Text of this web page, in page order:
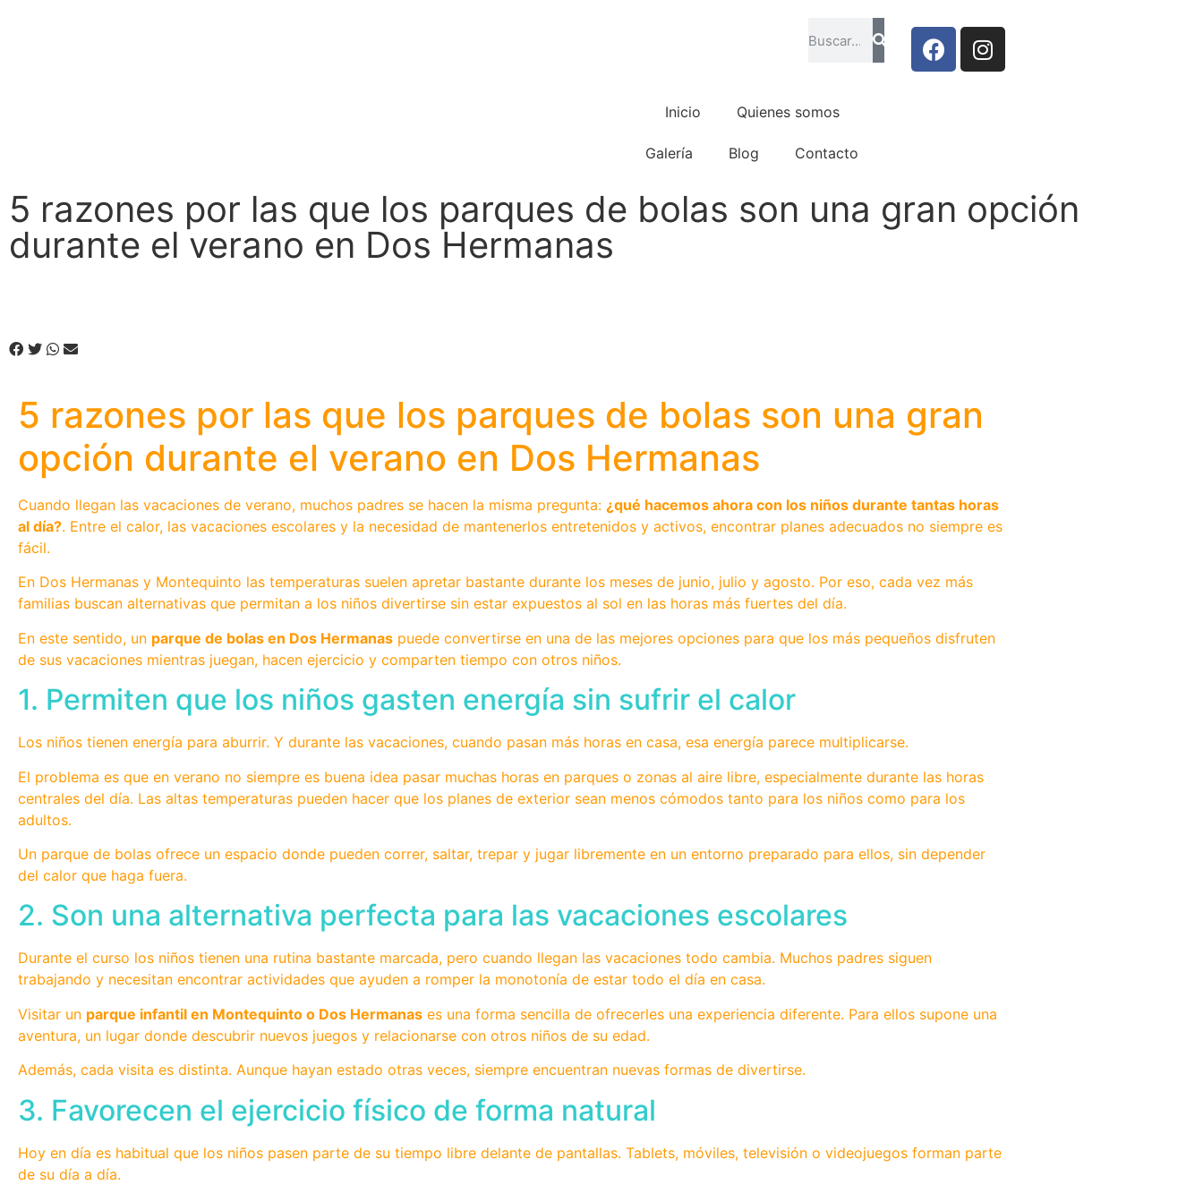
info@mundomagicomontequinto.com
Inicio Quienes somos
Galería Blog Contacto
5 razones por las que los parques de bolas son una gran opción
durante el verano en Dos Hermanas
5 razones por las que los parques de bolas son una gran
opción durante el verano en Dos Hermanas
Cuando llegan las vacaciones de verano, muchos padres se hacen la misma pregunta: ¿qué hacemos ahora con los niños durante tantas horas
al día?. Entre el calor, las vacaciones escolares y la necesidad de mantenerlos entretenidos y activos, encontrar planes adecuados no siempre es
fácil.
En Dos Hermanas y Montequinto las temperaturas suelen apretar bastante durante los meses de junio, julio y agosto. Por eso, cada vez más
familias buscan alternativas que permitan a los niños divertirse sin estar expuestos al sol en las horas más fuertes del día.
En este sentido, un parque de bolas en Dos Hermanas puede convertirse en una de las mejores opciones para que los más pequeños disfruten
de sus vacaciones mientras juegan, hacen ejercicio y comparten tiempo con otros niños.
1. Permiten que los niños gasten energía sin sufrir el calor
Los niños tienen energía para aburrir. Y durante las vacaciones, cuando pasan más horas en casa, esa energía parece multiplicarse.
El problema es que en verano no siempre es buena idea pasar muchas horas en parques o zonas al aire libre, especialmente durante las horas
centrales del día. Las altas temperaturas pueden hacer que los planes de exterior sean menos cómodos tanto para los niños como para los
adultos.
Un parque de bolas ofrece un espacio donde pueden correr, saltar, trepar y jugar libremente en un entorno preparado para ellos, sin depender
del calor que haga fuera.
2. Son una alternativa perfecta para las vacaciones escolares
Durante el curso los niños tienen una rutina bastante marcada, pero cuando llegan las vacaciones todo cambia. Muchos padres siguen
trabajando y necesitan encontrar actividades que ayuden a romper la monotonía de estar todo el día en casa.
Visitar un parque infantil en Montequinto o Dos Hermanas es una forma sencilla de ofrecerles una experiencia diferente. Para ellos supone una
aventura, un lugar donde descubrir nuevos juegos y relacionarse con otros niños de su edad.
Además, cada visita es distinta. Aunque hayan estado otras veces, siempre encuentran nuevas formas de divertirse.
3. Favorecen el ejercicio físico de forma natural
Hoy en día es habitual que los niños pasen parte de su tiempo libre delante de pantallas. Tablets, móviles, televisión o videojuegos forman parte
de su día a día.